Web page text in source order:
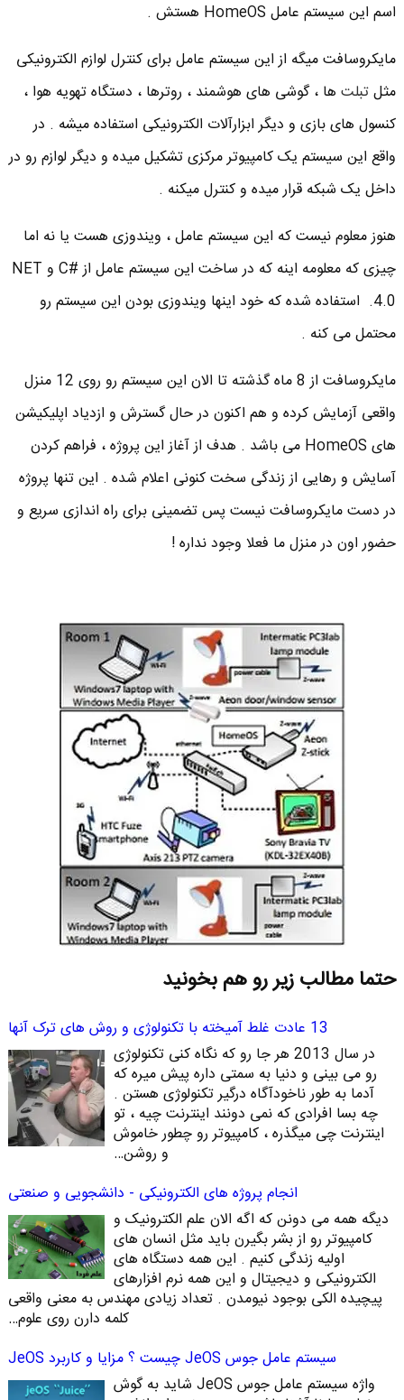
اسم این سیستم عامل HomeOS هستش .
مایکروسافت میگه از این سیستم عامل برای کنترل لوازم الکترونیکی
مثلتبلت ها ، گوشی های هوشمند ، روترها ، دستگاه تهویه هوا ،‌
کنسول های بازی و دیگر ابزارآلات الکترونیکی استفاده میشه . در
واقع این سیستم یک کامپیوتر مرکزی تشکیل میده و دیگر لوازم رو در
داخل یک شبکه قرار میده و کنترل میکنه .
هنوز معلوم نیست که این سیستم عامل ، ویندوزی هست یا نه اما
چیزی که معلومه اینه که در ساخت این سیستم عامل از #C و NET
4.0. استفاده شده که خود اینها ویندوزی بودن این سیستم رو
محتمل می کنه .
مایکروسافت از 8 ماه گذشته تا الان این سیستم رو روی 12 منزل
واقعی آزمایش کرده و هم اکنون در حال گسترش و ازدیاد اپلیکیشن
های HomeOS می باشد . هدف از آغاز این پروژه ، فراهم کردن
آسایش و رهایی از زندگی سخت کنونی اعلام شده . این تنها پروژه
در دست مایکروسافت نیست پس تضمینی برای راه اندازی سریع و
حضور اون در منزل ما فعلا وجود نداره !
حتما مطالب زیر رو هم بخونید
13 عادت غلط آمیخته با تکنولوژی و روش های ترک آنها
در سال 2013 هر جا رو که نگاه کنی تکنولوژی
رو می بینی و دنیا به سمتی داره پیش میره که
آدما به طور ناخودآگاه درگیر تکنولوژی هستن .
چه بسا افرادی که نمی دونند اینترنت چیه ، تو
اینترنت چی میگذره ، کامپیوتر رو چطور خاموش
و روشن…
انجام پروژه های الکترونیکی - دانشجویی و صنعتی
دیگه همه می دونن که اگه الان علم الکترونیک و
کامپیوتر رو از بشر بگیرن باید مثل انسان های
اولیه زندگی کنیم . این همه دستگاه های
الکترونیکی و دیجیتال و این همه نرم افزارهای
پیچیده الکی بوجود نیومدن . تعداد زیادی مهندس به معنی واقعی
کلمه دارن روی علوم…
سیستم عامل جوس JeOS چیست ؟ مزایا و کاربرد JeOS
واژه سیستم عامل جوس JeOS شاید به گوش